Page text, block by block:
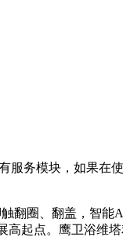
务模块，如果在
翻圈、翻盖，智能
高起点。鹰卫浴维